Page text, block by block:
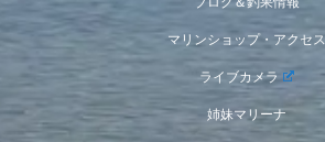
マリンショップ・アクセス
ライブカメラ
姉妹マリーナ